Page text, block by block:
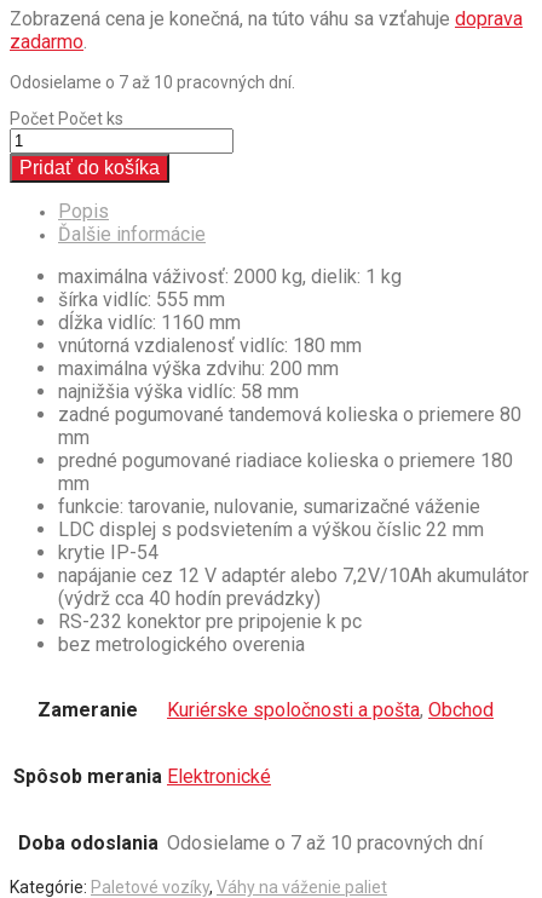
Zobrazená cena je konečná, na túto váhu sa vzťahuje doprava
zadarmo
Odosielame o 7 až 10 pracovných dní.
PočetPočet ks
Pridať do košíka
Popis
Ďalšie informácie
maximálna váživosť: 2000 kg, dielik: 1 kg
šírka vidlíc: 555 mm
dĺžka vidlíc: 1160 mm
vnútorná vzdialenosť vidlíc: 180 mm
maximálna výška zdvihu: 200 mm
najnižšia výška vidlíc: 58 mm
zadné pogumované tandemová kolieska o priemere 80
mm
predné pogumované riadiace kolieska o priemere 180
mm
funkcie: tarovanie, nulovanie, sumarizačné váženie
LDC displej s podsvietením a výškou číslic 22 mm
krytie IP-54
napájanie cez 12 V adaptér alebo 7,2V/10Ah akumulátor
(výdrž cca 40 hodín prevádzky)
RS-232 konektor pre pripojenie k pc
bez metrologického overenia
Zameranie Kuriérske spoločnosti a pošta, Obchod
Spôsob merania Elektronické
Doba odoslania Odosielame o 7 až 10 pracovných dní
Kategórie: Paletové vozíky, Váhy na váženie paliet